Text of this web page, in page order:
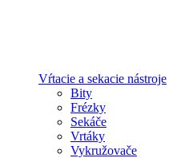
Vŕtacie a sekacie nástroje
Bity
Frézky
Sekáče
Vrtáky
Vykružovače